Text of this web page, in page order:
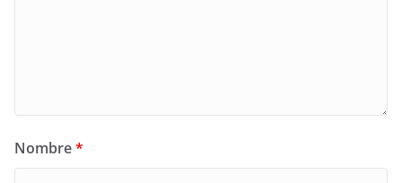
Nombre*